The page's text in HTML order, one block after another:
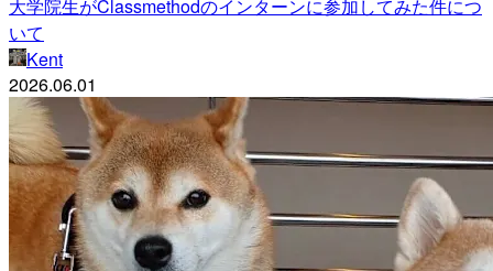
大学院生がClassmethodのインターンに参加してみた件につ
いて
Kent
2026.06.01